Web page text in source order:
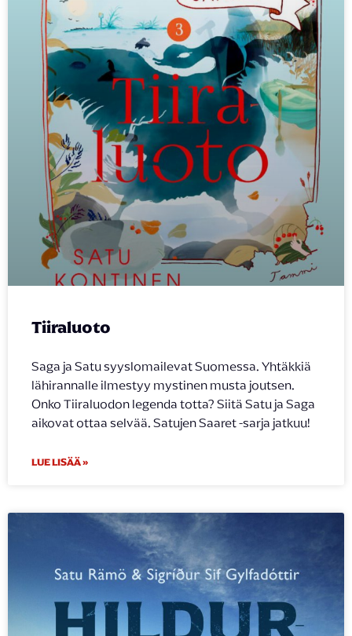
Tiiraluoto
Saga ja Satu syyslomailevat Suomessa. Yhtäkkiä
lähirannalle ilmestyy mystinen musta joutsen.
Onko Tiiraluodon legenda totta? Siitä Satu ja Saga
aikovat ottaa selvää. Satujen Saaret -sarja jatkuu!
LUE LISÄÄ »